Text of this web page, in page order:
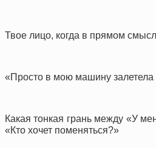
Твое лицо, когда в прямом
«Просто в мою машину залетела
Какая тонкая грань между «У
«Кто хочет поменяться?»